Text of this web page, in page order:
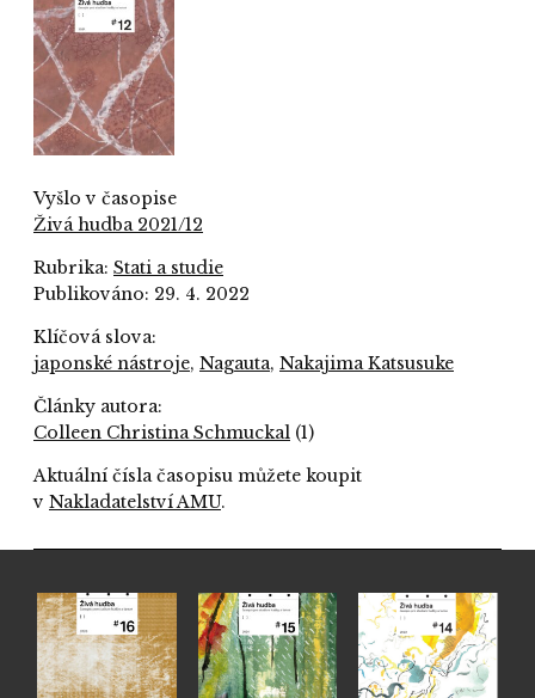
Vyšlo v časopise
Živá hudba 2021/12
Rubrika: Stati a studie
Publikováno: 29. 4. 2022
Klíčová slova:
japonské nástroje, Nagauta, Nakajima Katsusuke
Články autora:
Colleen Christina Schmuckal (1)
Aktuální čísla časopisu můžete koupit
v Nakladatelství AMU.